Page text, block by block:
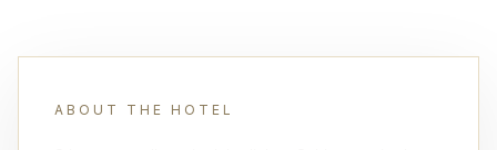
ABOUT THE HOTEL